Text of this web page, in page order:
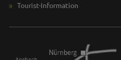
Tourist-Information